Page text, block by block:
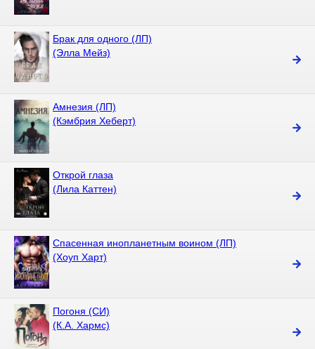
Брак для одного (ЛП)
(Элла Мейз)
Амнезия (ЛП)
(Кэмбрия Хеберт)
Открой глаза
(Лила Каттен)
Спасенная инопланетным воином (ЛП)
(Хоуп Харт)
Погоня (СИ)
(К.А. Хармс)